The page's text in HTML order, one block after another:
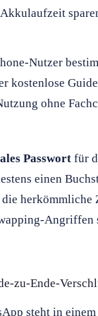
Nutzer
kostenlose
ohne
Passwort für
einen
die
zu-Ende-
steht in einem